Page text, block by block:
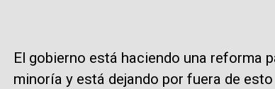
El gobierno está haciendo una reforma
minoría y está dejando por fuera de